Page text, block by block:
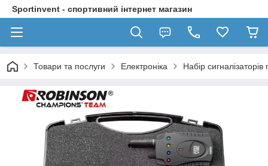
Sportinvent - спортивний інтернет магазин
Товари та послуги Електроніка Набір